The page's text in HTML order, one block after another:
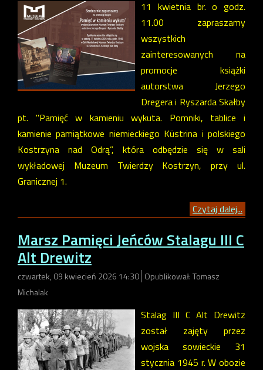
11 kwietnia br. o godz.
11.00 zapraszamy
wszystkich
zainteresowanych na
promocje książki
autorstwa Jerzego
Dregera i Ryszarda Skałby
pt. "Pamięć w kamieniu wykuta. Pomniki, tablice i
kamienie pamiątkowe niemieckiego Küstrina i polskiego
Kostrzyna nad Odrą”, która odbędzie się w sali
wykładowej Muzeum Twierdzy Kostrzyn, przy ul.
Granicznej 1.
Czytaj dalej...
Marsz Pamięci Jeńców Stalagu III C
Alt Drewitz
czwartek, 09 kwiecień 2026 14:30 Opublikował: Tomasz
Michalak
Stalag III C Alt Drewitz
został zajęty przez
wojska sowieckie 31
stycznia 1945 r. W obozie